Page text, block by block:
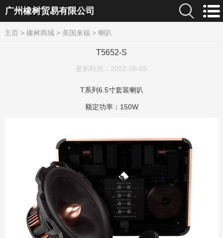
广州橡树贸易有限公司
主页> 橡树商城 > 美国来福 > 喇叭
T5652-S
更新时间： 2022-08-05
T系列6.5寸套装喇叭
额定功率：150W